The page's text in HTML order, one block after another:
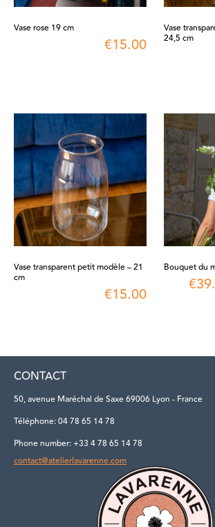
Vase rose 19 cm
€15.00
Vase
24,5 cm
Vase transparent petit modèle – 21
cm
€15.00
Bouquet du
€
CONTACT
50, avenue Maréchal de Saxe 69006 Lyon - France
Téléphone: 04 78 65 14 78
Phone number: +33 4 78 65 14 78
contact@atelierlavarenne.com